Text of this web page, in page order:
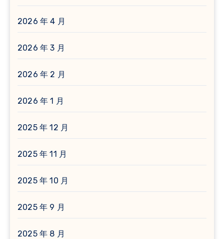
2026 年 4 月
2026 年 3 月
2026 年 2 月
2026 年 1 月
2025 年 12 月
2025 年 11 月
2025 年 10 月
2025 年 9 月
2025 年 8 月